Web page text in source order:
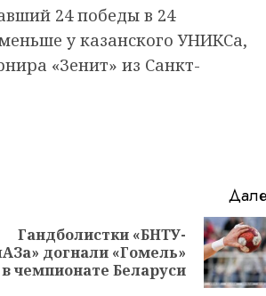
24 победы в 24
у казанского УНИКСа,
«Зенит» из Санкт-
Гандболистки «БНТУ-
догнали «Гомель»
в чемпионате Беларуси